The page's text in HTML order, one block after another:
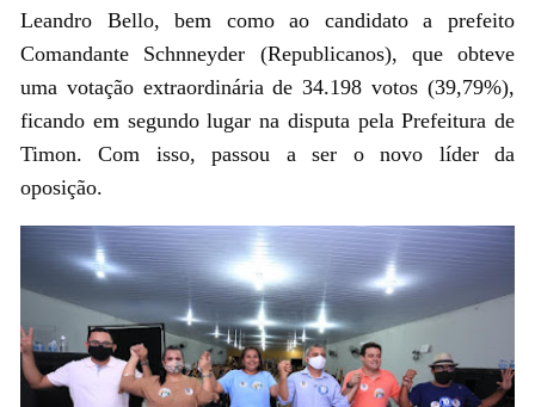
Leandro Bello, bem como ao candidato a prefeito
Comandante Schnneyder (Republicanos), que obteve
uma votação extraordinária de 34.198 votos (39,79%),
ficando em segundo lugar na disputa pela Prefeitura de
Timon. Com isso, passou a ser o novo líder da
oposição.